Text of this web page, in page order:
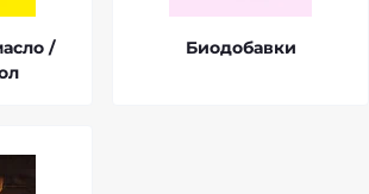
/
Биодобавки